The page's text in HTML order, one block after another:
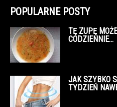
POPULARNE POSTY
TĘ ZUPĘ
CODZIENNIE…
JAK SZYBKO
TYDZIEŃ